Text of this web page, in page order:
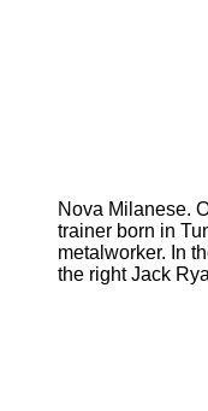
Nova Milanese.
trainer born in
metalworker. In
the right Jack